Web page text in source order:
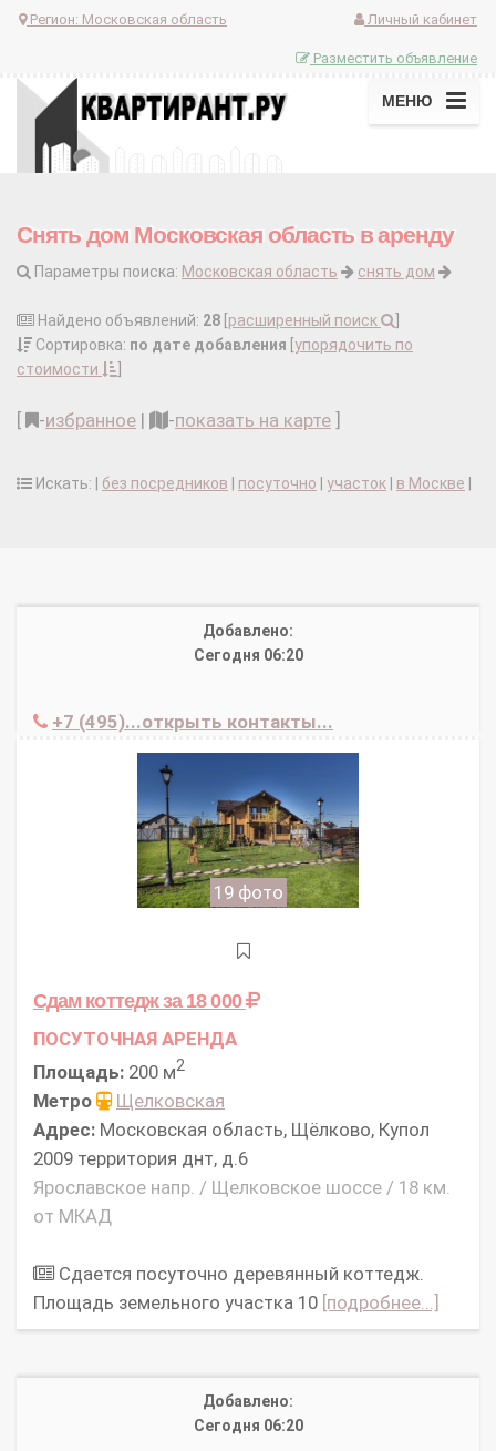
Регион: Московская область Личный кабинет
Разместить объявление
МЕНЮ
Снять дом Московская область в аренду
Параметры поиска: Московская область снять дом
Найдено объявлений: 28 расширенный поиск
Сортировка: по дате добавления упорядочить по
стоимости
-избранное | -показать на карте
Искать: | без посредников посуточно участок в Москве
Добавлено:
Сегодня 06:20
+7 (495)...открыть контакты...
19 фото
Сдам коттеджза 18 000
ПОСУТОЧНАЯ АРЕНДА
Площадь: 200 м2
Метро
Щелковская
Адрес: Московская область, Щёлково, Купол
2009 территория днт, д.6
Ярославское напр. / Щелковское шоссе / 18 км.
от МКАД
Сдается посуточно деревянный коттедж.
Площадь земельного участка 10 [подробнее...]
Добавлено:
Сегодня 06:20